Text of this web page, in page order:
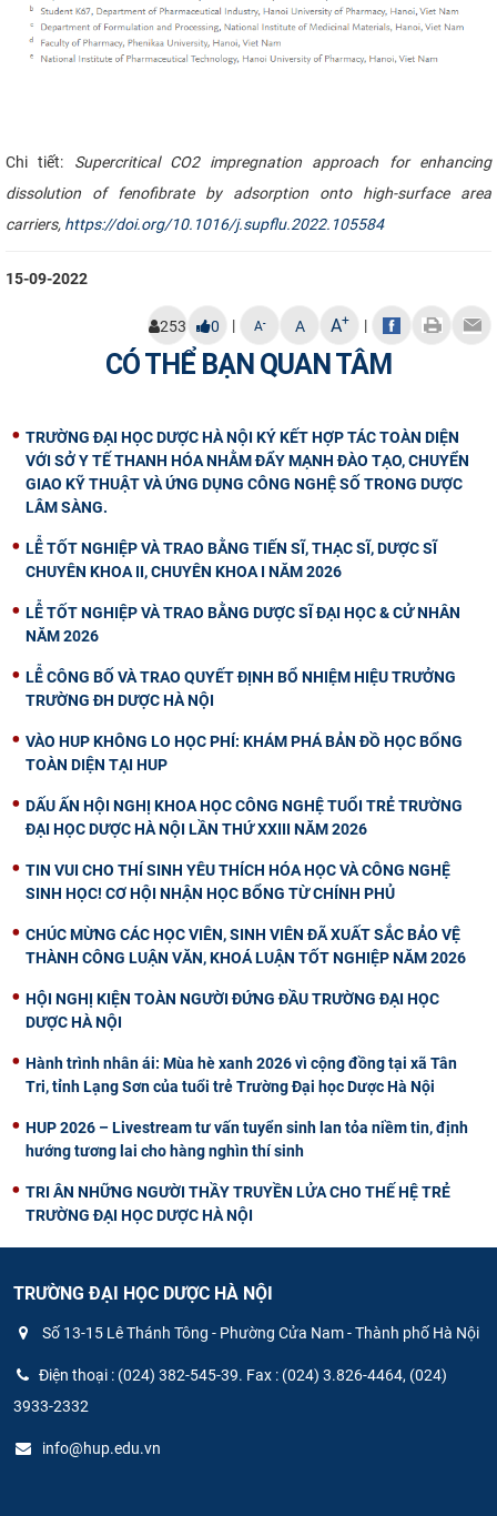
Chi tiết: Supercritical CO2 impregnation approach for enhancing
dissolution of fenofibrate by adsorption onto high-surface area
carriers, https://doi.org/10.1016/j.supflu.2022.105584
15-09-2022
253 0 | A- A A+ |
CÓ THỂ BẠN QUAN TÂM
TRƯỜNG ĐẠI HỌC DƯỢC HÀ NỘI KÝ KẾT HỢP TÁC TOÀN DIỆN
VỚI SỞ Y TẾ THANH HÓA NHẰM ĐẨY MẠNH ĐÀO TẠO, CHUYỂN
GIAO KỸ THUẬT VÀ ỨNG DỤNG CÔNG NGHỆ SỐ TRONG DƯỢC
LÂM SÀNG.
LỄ TỐT NGHIỆP VÀ TRAO BẰNG TIẾN SĨ, THẠC SĨ, DƯỢC SĨ
CHUYÊN KHOA II, CHUYÊN KHOA I NĂM 2026
LỄ TỐT NGHIỆP VÀ TRAO BẰNG DƯỢC SĨ ĐẠI HỌC & CỬ NHÂN
NĂM 2026
LỄ CÔNG BỐ VÀ TRAO QUYẾT ĐỊNH BỔ NHIỆM HIỆU TRƯỞNG
TRƯỜNG ĐH DƯỢC HÀ NỘI
VÀO HUP KHÔNG LO HỌC PHÍ: KHÁM PHÁ BẢN ĐỒ HỌC BỔNG
TOÀN DIỆN TẠI HUP
DẤU ẤN HỘI NGHỊ KHOA HỌC CÔNG NGHỆ TUỔI TRẺ TRƯỜNG
ĐẠI HỌC DƯỢC HÀ NỘI LẦN THỨ XXIII NĂM 2026
TIN VUI CHO THÍ SINH YÊU THÍCH HÓA HỌC VÀ CÔNG NGHỆ
SINH HỌC! CƠ HỘI NHẬN HỌC BỔNG TỪ CHÍNH PHỦ
CHÚC MỪNG CÁC HỌC VIÊN, SINH VIÊN ĐÃ XUẤT SẮC BẢO VỆ
THÀNH CÔNG LUẬN VĂN, KHOÁ LUẬN TỐT NGHIỆP NĂM 2026
HỘI NGHỊ KIỆN TOÀN NGƯỜI ĐỨNG ĐẦU TRƯỜNG ĐẠI HỌC
DƯỢC HÀ NỘI
Hành trình nhân ái: Mùa hè xanh 2026 vì cộng đồng tại xã Tân
Tri, tỉnh Lạng Sơn của tuổi trẻ Trường Đại học Dược Hà Nội
HUP 2026 – Livestream tư vấn tuyển sinh lan tỏa niềm tin, định
hướng tương lai cho hàng nghìn thí sinh
TRI ÂN NHỮNG NGƯỜI THẦY TRUYỀN LỬA CHO THẾ HỆ TRẺ
TRƯỜNG ĐẠI HỌC DƯỢC HÀ NỘI
TRƯỜNG ĐẠI HỌC DƯỢC HÀ NỘI
Số 13-15 Lê Thánh Tông - Phường Cửa Nam - Thành phố Hà Nội
Điện thoại : (024) 382-545-39. Fax : (024) 3.826-4464, (024)
3933-2332
info@hup.edu.vn